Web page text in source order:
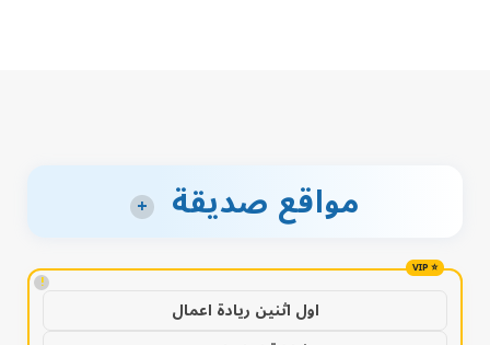
مواقع صديقة +
!
اول اثنين ريادة اعمال